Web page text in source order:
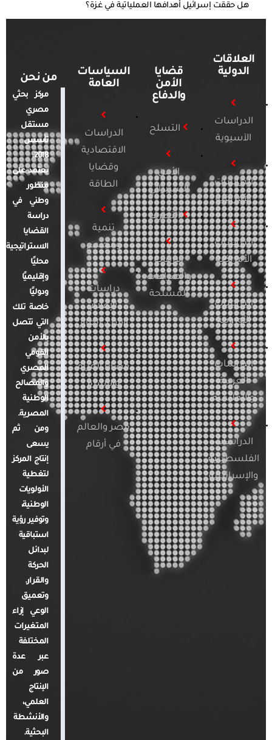
هل حققت إسرائيل أهدافها العملياتية في غزة؟
العلاقات
الدولية
الدراسات
الآسيوية
الدراسات
الأفريقية
الدراسات
الأمريكية
الدراسات
الأوروبية
الدراسات
العربية
والإقليمية
الدراسات
الفلسطينية
والإسرائيلية
قضايا
الأمن
والدفاع
التسلح
الأمن
السيبراني
التطرف
الإرهاب
والصراعات
المسلحة
السياسات
العامة
الدراسات
الاقتصادية
وقضايا
الطاقة
تنمية
ومجتمع
دراسات
الإعلام
والرأي العام
قضايا المرأة
والأسرة
مصر والعالم
في أرقام
من نحن
مركز بحثي
مصري
مستقل
تأسس
2018.
يعتمد على
منظور
وطني في
دراسة
القضايا
الاستراتيجية
محليًا
وإقليميًا
ودوليًا
خاصة تلك
التي تتصل
بالأمن
القومي
المصري
والمصالح
الوطنية
المصرية.
ومن ثم
يسعى
إنتاج المركز
لتغطية
الأولويات
الوطنية،
وتوفير رؤية
استباقية
لبدائل
الحركة
والقرار.
وتعميق
الوعي إزاء
المتغيرات
المختلفة
عبر عدة
صور من
الإنتاج
العلمي،
والأنشطة
البحثية.